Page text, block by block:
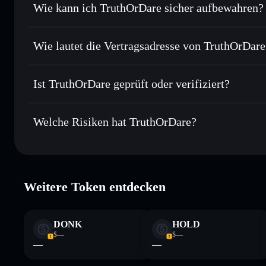
Durchschnittskosteneffekt nutzen– Schritt für Schritt
Privat senden– übertrage DARE, ohne Wallets
Privacy Aggregators
kontrollierst
Wie kann ich TruthOrDare sicher aufbewahren?
TruthOrDare
Privacy
Wie lautet die Vertragsadresse von
TruthOrDare
HMGTHjie38diyPjEUWC5fgf8xsYfgFoRJfDCs37iDxtP
DARE
Ist TruthOrDare geprüft oder verifiziert?
TruthOrDare derzeit nicht
Welche Risiken hat TruthOrDare?
Weitere Token entdecken
DONK
$—
—
HOLD
$—
—